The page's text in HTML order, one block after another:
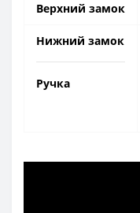
Верхний замок
Нижний замок
Ручка